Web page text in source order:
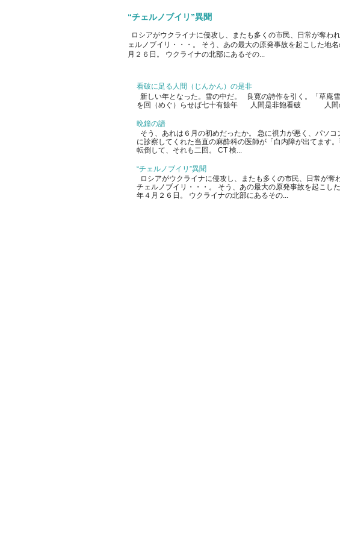
“チェルノブイリ”異聞
ロシアがウクライナに侵攻し、またも多くの市民、日常が奪わ
ェルノブイリ・・・。 そう、あの最大の原発事故を起こした地
月２６日。 ウクライナの北部にあるその...
看破に足る人間（じんかん）の是非
新しい年となった。雪の中だ。 良寛の詩作を引く。「
を回（めぐ）らせば七十有餘年 人間是非飽看破 人間
晩鐘の譜
そう、あれは６月の初めだったか。 急に視力が悪く、パソ
に診察してくれた当直の麻酔科の医師が「白内障が出てます
転倒して、それも二回。 CT 検...
“チェルノブイリ”異聞
ロシアがウクライナに侵攻し、またも多くの市民、日常が奪
チェルノブイリ・・・。 そう、あの最大の原発事故を起こし
年４月２６日。 ウクライナの北部にあるその...